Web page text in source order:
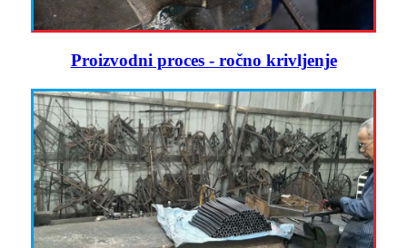
Proizvodni proces - ročno krivljenje